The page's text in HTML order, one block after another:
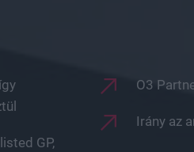
GP,
O3
Irány az